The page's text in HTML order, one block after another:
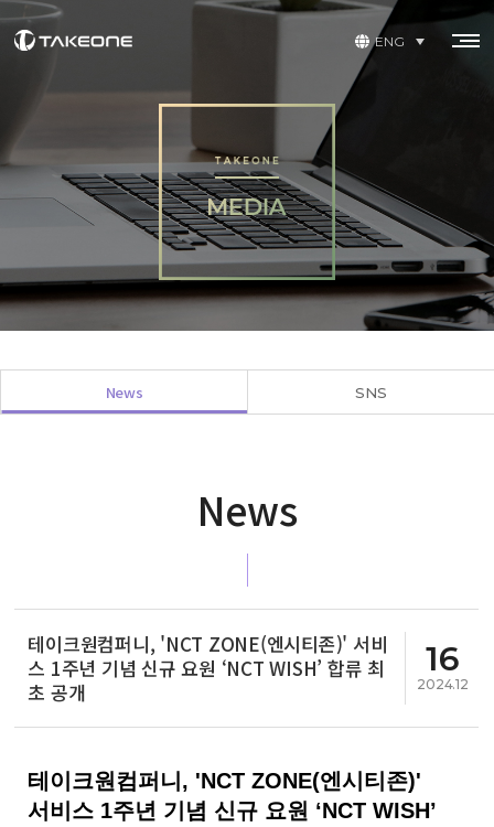
ENG
News SNS
News
테이크원컴퍼니, 'NCT ZONE(엔시티존)' 서비
스 1주년 기념 신규 요원 ‘NCT WISH’ 합류 최
초 공개
16
2024.12
테이크원컴퍼니, 'NCT ZONE(엔시티존)'
서비스 1주년 기념 신규 요원 ‘NCT WISH’